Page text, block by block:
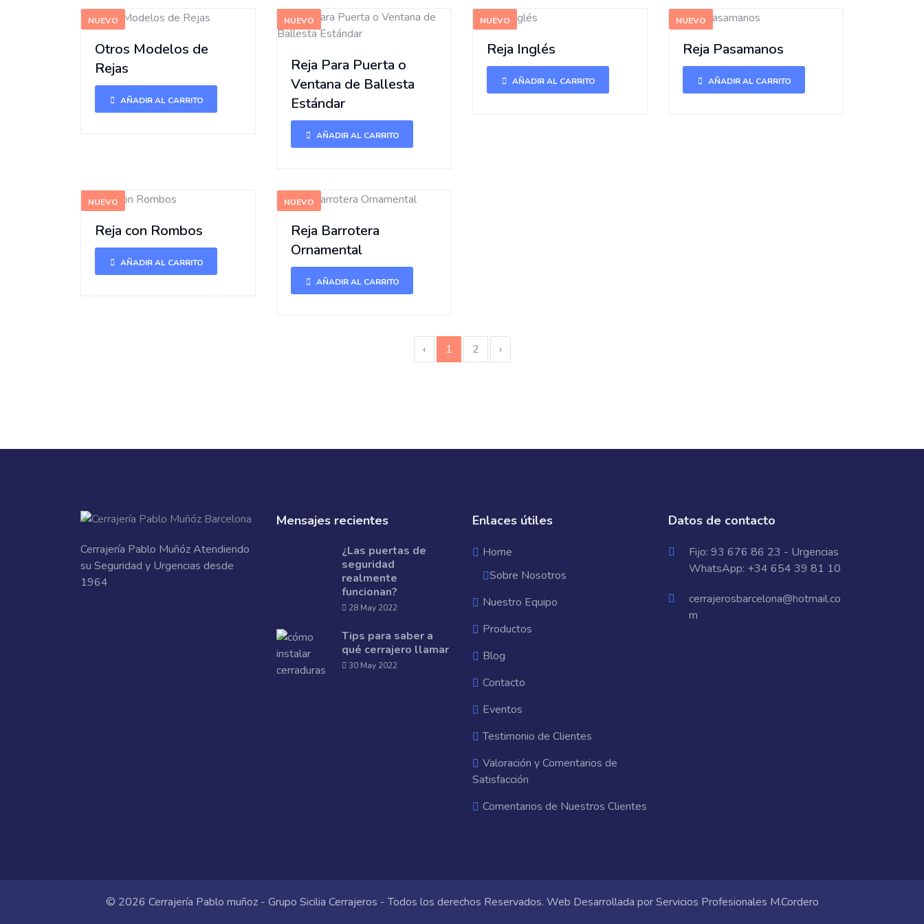
NUEVO
Otros Modelos de
Rejas
AÑADIR AL CARRITO
NUEVO
Reja Para Puerta o
Ventana de Ballesta
Estándar
AÑADIR AL CARRITO
NUEVO
Reja Inglés
AÑADIR AL CARRITO
NUEVO
Reja Pasamanos
AÑADIR AL CARRITO
NUEVO
Reja con Rombos
AÑADIR AL CARRITO
NUEVO
Reja Barrotera
Ornamental
AÑADIR AL CARRITO
‹ 1 2 ›
Cerrajería Pablo Muñóz Atendiendo
su Seguridad y Urgencias desde
1964
Mensajes recientes
¿Las puertas de
seguridad
realmente
funcionan?
28 May 2022
Tips para saber a
qué cerrajero llamar
30 May 2022
Enlaces útiles
Home
Sobre Nosotros
Nuestro Equipo
Productos
Blog
Contacto
Eventos
Testimonio de Clientes
Valoración y Comentarios de
Satisfacción
Comentarios de Nuestros Clientes
Datos de contacto
Fijo: 93 676 86 23 - Urgencias
WhatsApp: +34 654 39 81 10
cerrajerosbarcelona@hotmail.co
m
© 2026 Cerrajería Pablo muñoz - Grupo Sicilia Cerrajeros - Todos los derechos Reservados. Web Desarrollada porServicios Profesionales M.Cordero